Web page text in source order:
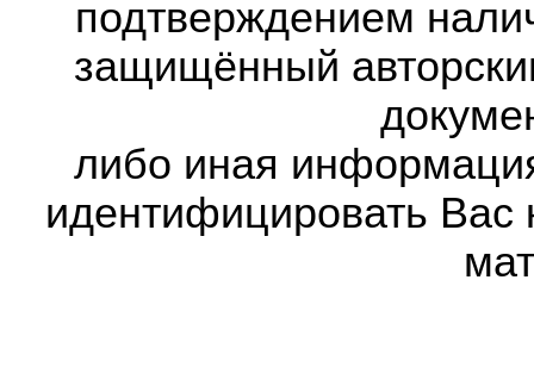
подтверждением
защищённый
либо иная
идентифицировать Вас